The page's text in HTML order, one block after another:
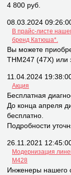
4 800 руб.
08.03.2024
В прайс-листе
бренд Катюша*.
Вы можете
THM247 (47X) или
11.04.2024
Акция
Бесплатная
До конца апреля
бесплатно.
Подробности
26.11.2021
Модернизация
M428
Инженеры нашего